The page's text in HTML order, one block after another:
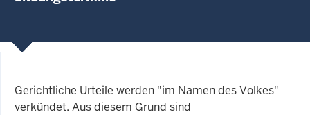
Gerichtliche Urteile werden "im Namen des Volkes"
verkündet. Aus diesem Grund sind